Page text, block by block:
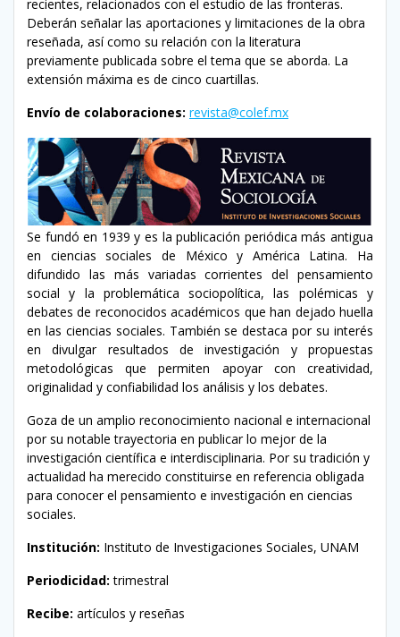
recientes, relacionados con el estudio de las fronteras.
Deberán señalar las aportaciones y limitaciones de la obra
reseñada, así como su relación con la literatura
previamente publicada sobre el tema que se aborda. La
extensión máxima es de cinco cuartillas.
Envío de colaboraciones: revista@colef.mx
Se fundó en 1939 y es la publicación periódica más antigua
en ciencias sociales de México y América Latina. Ha
difundido las más variadas corrientes del pensamiento
social y la problemática sociopolítica, las polémicas y
debates de reconocidos académicos que han dejado huella
en las ciencias sociales. También se destaca por su interés
en divulgar resultados de investigación y propuestas
metodológicas que permiten apoyar con creatividad,
originalidad y confiabilidad los análisis y los debates.
Goza de un amplio reconocimiento nacional e internacional
por su notable trayectoria en publicar lo mejor de la
investigación científica e interdisciplinaria. Por su tradición y
actualidad ha merecido constituirse en referencia obligada
para conocer el pensamiento e investigación en ciencias
sociales.
Institución: Instituto de Investigaciones Sociales, UNAM
Periodicidad: trimestral
Recibe: artículos y reseñas